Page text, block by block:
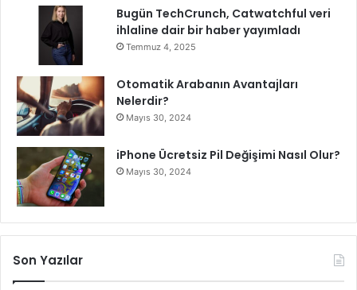
Bugün TechCrunch, Catwatchful veri
ihlaline dair bir haber yayımladı
Temmuz 4, 2025
Otomatik Arabanın Avantajları
Nelerdir?
Mayıs 30, 2024
iPhone Ücretsiz Pil Değişimi Nasıl Olur?
Mayıs 30, 2024
Son Yazılar